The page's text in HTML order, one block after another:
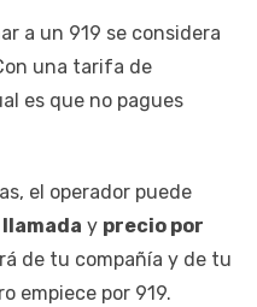
a un 919 se considera
una tarifa de
es que no pagues
el operador puede
y precio por
de tu compañía y de tu
empiece por 919.